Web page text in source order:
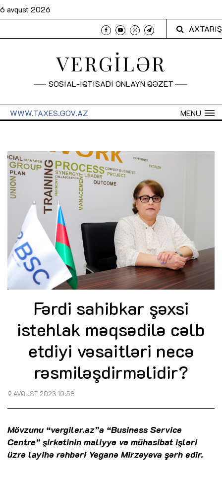
6 avqust 2026
AXTARIŞ
VERGİLƏR
SOSİAL-İQTİSADİ ONLAYN QƏZET
MENU
WWW.TAXES.GOV.AZ
Fərdi sahibkar şəxsi
istehlak məqsədilə cəlb
etdiyi vəsaitləri necə
rəsmiləşdirməlidir?
9 AVQUST 2023 10:58
Mövzunu “vergiler.az”a “Business Service
Centre” şirkətinin maliyyə və mühasibat işləri
üzrə layihə rəhbəri Yeganə Mirzəyeva şərh edir.